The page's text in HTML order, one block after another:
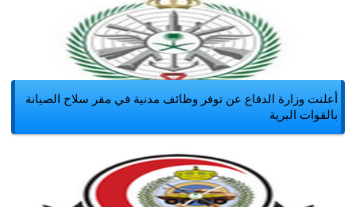
أعلنت وزارة الدفاع عن توفر وظائف مدنية في مقر سلاح الصيانة
بالقوات البرية